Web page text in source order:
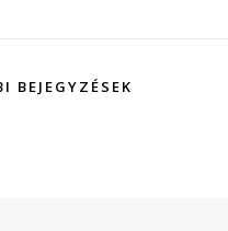
BEJEGYZÉSEK